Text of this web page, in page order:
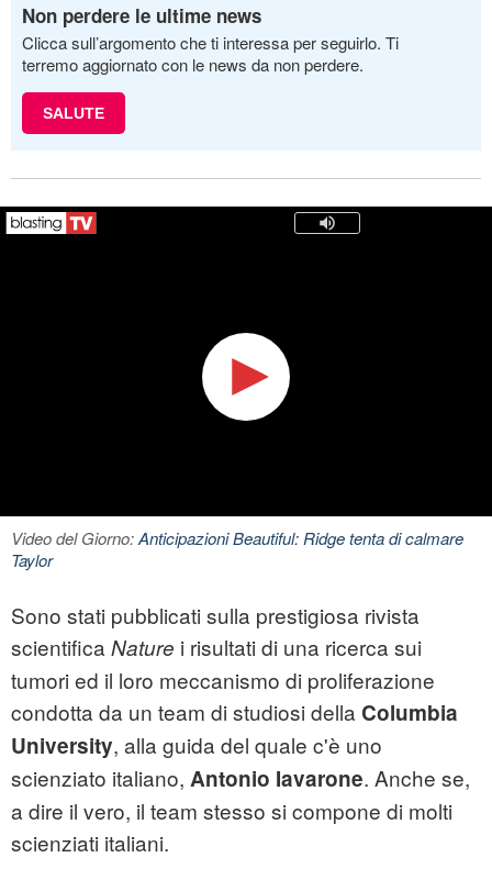
Non perdere le ultime news
Clicca sull’argomento che ti interessa per seguirlo. Ti
terremo aggiornato con le news da non perdere.
SALUTE
Video del Giorno:Anticipazioni Beautiful: Ridge tenta di calmare
Taylor
Sono stati pubblicati sulla prestigiosa rivista
scientifica Nature i risultati di una ricerca sui
tumori ed il loro meccanismo di proliferazione
condotta da un team di studiosi della Columbia
University, alla guida del quale c'è uno
scienziato italiano, Antonio Iavarone. Anche se,
a dire il vero, il team stesso si compone di molti
scienziati italiani.